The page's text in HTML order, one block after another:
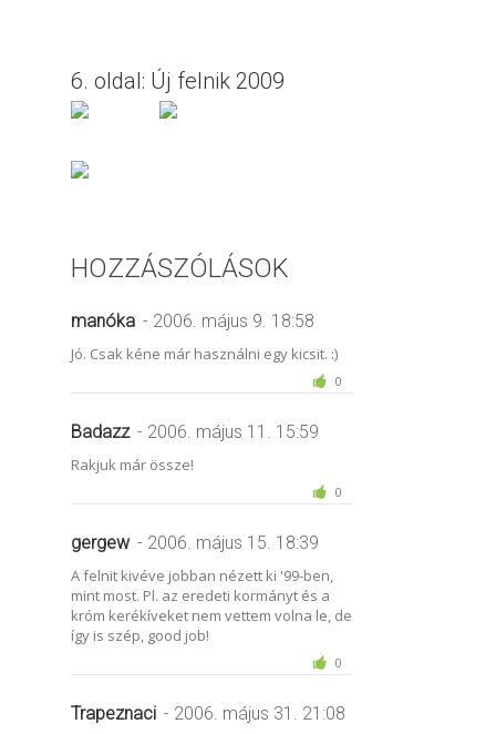
6. oldal: Új felnik 2009
HOZZÁSZÓLÁSOK
manóka - 2006. május 9. 18:58
Jó. Csak kéne már használni egy kicsit. :)
0
Badazz - 2006. május 11. 15:59
Rakjuk már össze!
0
gergew - 2006. május 15. 18:39
A felnit kivéve jobban nézett ki '99-ben,
mint most. Pl. az eredeti kormányt és a
króm kerékíveket nem vettem volna le, de
így is szép, good job!
0
Trapeznaci - 2006. május 31. 21:08